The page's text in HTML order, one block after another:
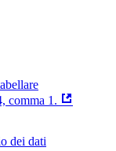
comma 1.
dei dati